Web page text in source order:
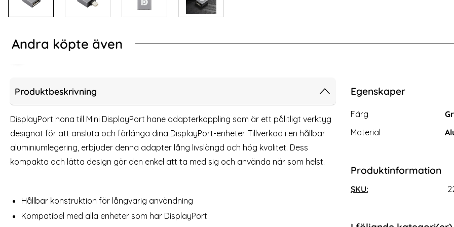
Andra köpte även
DisplayPort Hona till DisplayPort Hane
Adapter Grå
Produktbeskrivning
DisplayPort hona till Mini DisplayPort hane adapterkoppling som är ett pålitligt verktyg
designat för att ansluta och förlänga dina DisplayPort-enheter. Tillverkad i en hållbar
aluminiumlegering, erbjuder denna adapter lång livslängd och hög kvalitet. Dess
kompakta och lätta design gör den enkel att ta med sig och använda när som helst.
Hållbar konstruktion för långvarig användning
Kompatibel med alla enheter som har DisplayPort
Egenskaper
Egenskaper/attribut för
Attribut
Färg
Material
Produktinformation
SKU: